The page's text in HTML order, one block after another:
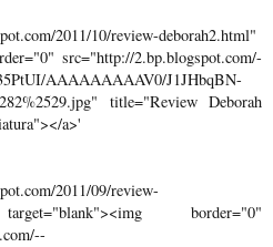
2011/10/review-deborah2.html"
src="http://2.bp.blogspot.com/-
AAAAAAAAAV0/J1JHbqBN-
title="Review Deborah
a>'
2011/09/review-
border="0"